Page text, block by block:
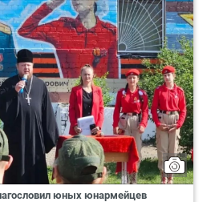
юных юнармейцев